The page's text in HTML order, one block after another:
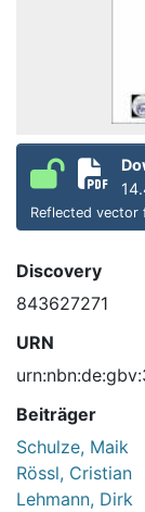
Reflected vector
Discovery
843627271
URN
Beiträger
Schulze, Maik
Rössl, Cristian
Lehmann, Dirk